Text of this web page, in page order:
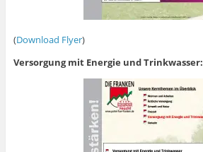
(Download Flyer)
Versorgung mit Energie und Trinkwasser: